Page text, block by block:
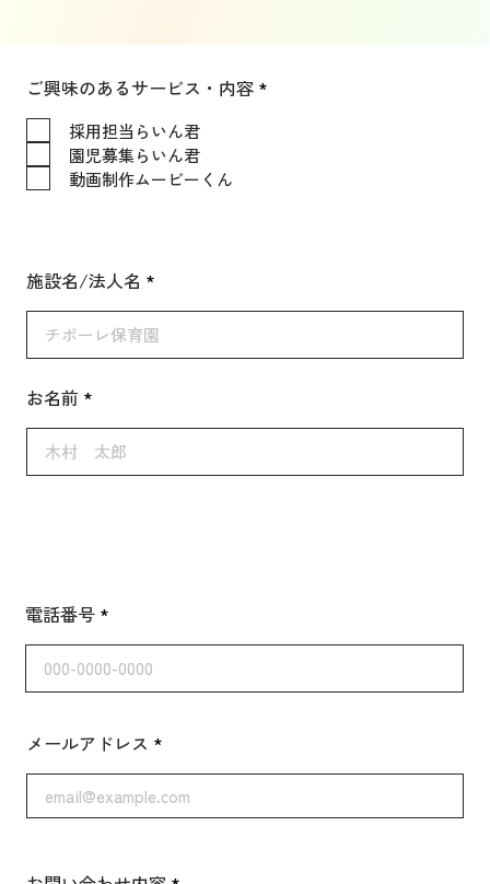
電話番号
メールアドレス
お名前
施設名/法人名
ご興味のあるサービス・内容 *必
採用担当らいん君
園児募集らいん君
動画制作ムービーくん